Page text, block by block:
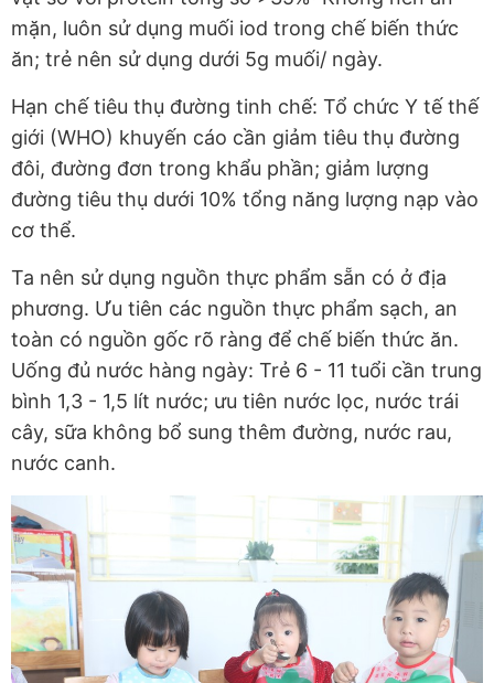
mặn, luôn sử dụng muối iod trong chế biến thức
ăn; trẻ nên sử dụng dưới 5g muối/ ngày.
Hạn chế tiêu thụ đường tinh chế: Tổ chức Y tế thế
giới (WHO) khuyến cáo cần giảm tiêu thụ đường
đôi, đường đơn trong khẩu phần; giảm lượng
đường tiêu thụ dưới 10% tổng năng lượng nạp vào
cơ thể.
Ta nên sử dụng nguồn thực phẩm sẵn có ở địa
phương. Ưu tiên các nguồn thực phẩm sạch, an
toàn có nguồn gốc rõ ràng để chế biến thức ăn.
Uống đủ nước hàng ngày: Trẻ 6 - 11 tuổi cần trung
bình 1,3 - 1,5 lít nước; ưu tiên nước lọc, nước trái
cây, sữa không bổ sung thêm đường, nước rau,
nước canh.